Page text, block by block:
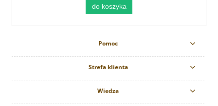
do koszyka
Pomoc
Strefa klienta
Wiedza